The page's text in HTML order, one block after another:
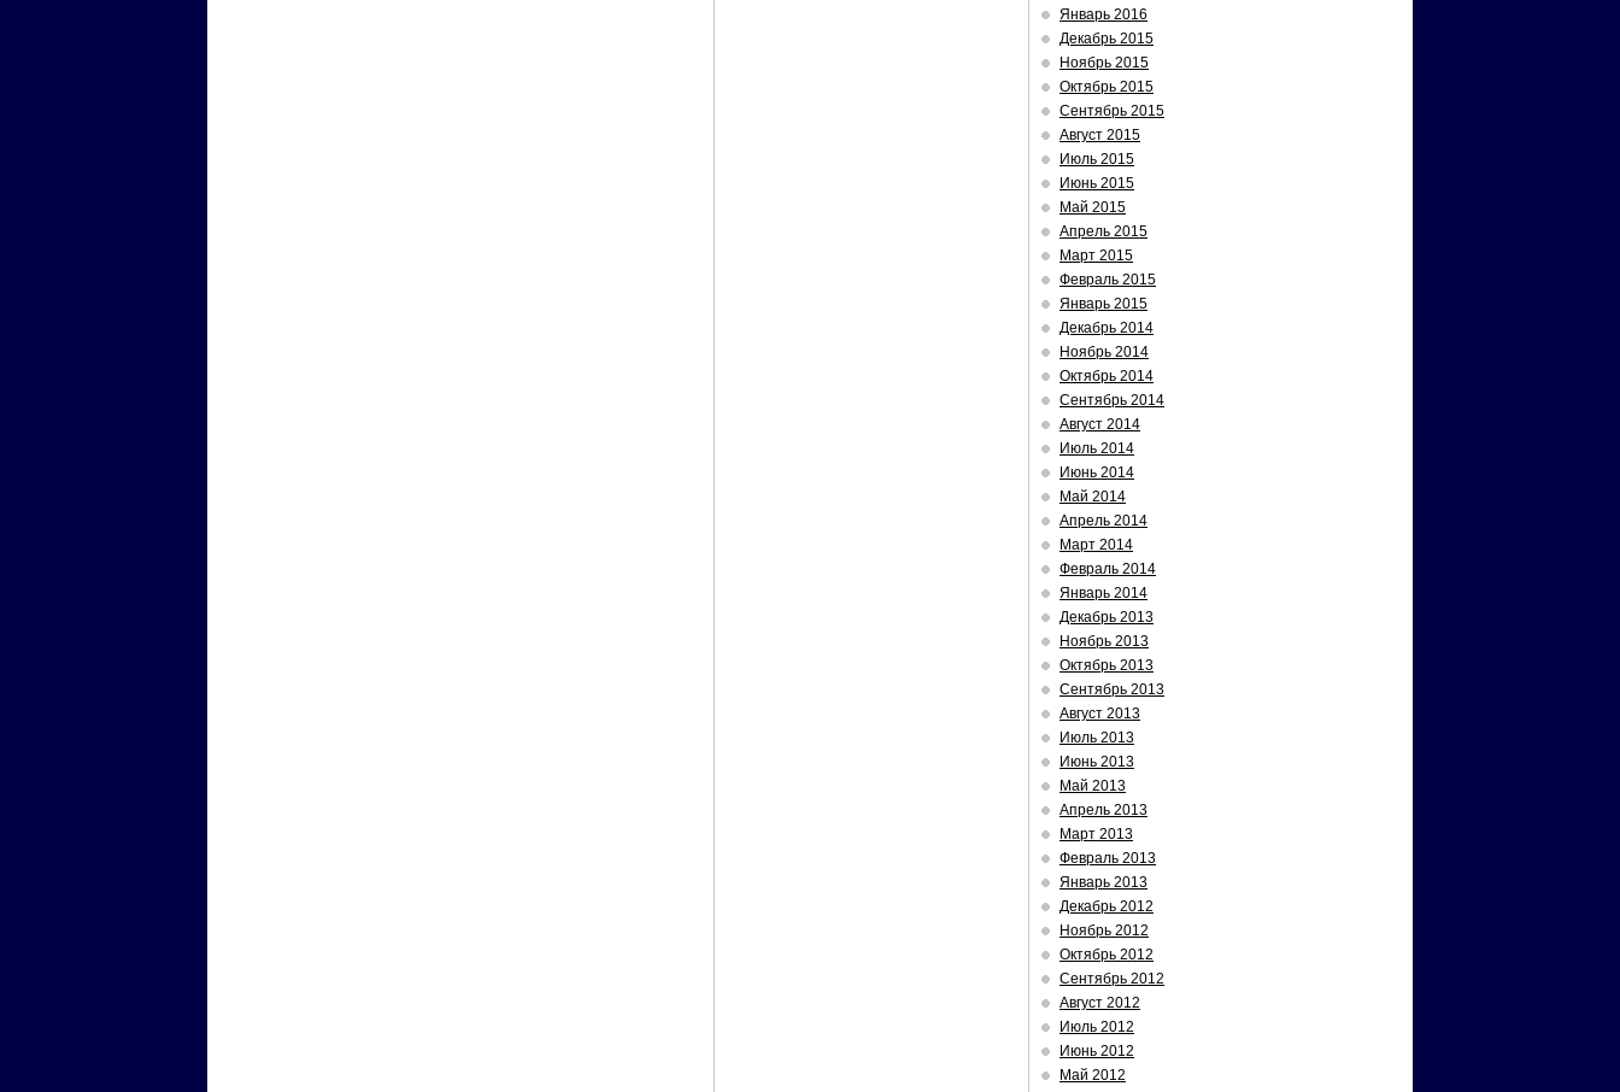
Январь 2016
Декабрь 2015
Ноябрь 2015
Октябрь 2015
Сентябрь 2015
Август 2015
Июль 2015
Июнь 2015
Май 2015
Апрель 2015
Март 2015
Февраль 2015
Январь 2015
Декабрь 2014
Ноябрь 2014
Октябрь 2014
Сентябрь 2014
Август 2014
Июль 2014
Июнь 2014
Май 2014
Апрель 2014
Март 2014
Февраль 2014
Январь 2014
Декабрь 2013
Ноябрь 2013
Октябрь 2013
Сентябрь 2013
Август 2013
Июль 2013
Июнь 2013
Май 2013
Апрель 2013
Март 2013
Февраль 2013
Январь 2013
Декабрь 2012
Ноябрь 2012
Октябрь 2012
Сентябрь 2012
Август 2012
Июль 2012
Июнь 2012
Май 2012